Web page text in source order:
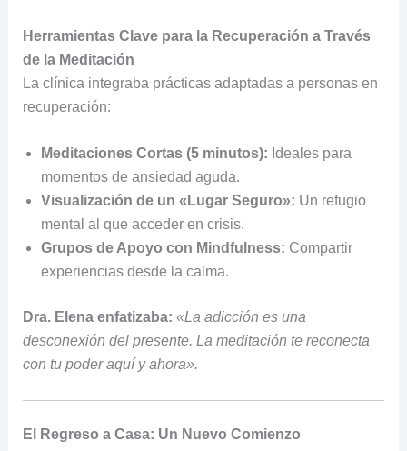
Herramientas Clave para la Recuperación a Través
de la Meditación
La clínica integraba prácticas adaptadas a personas en
recuperación:
Meditaciones Cortas (5 minutos): Ideales para
momentos de ansiedad aguda.
Visualización de un «Lugar Seguro»: Un refugio
mental al que acceder en crisis.
Grupos de Apoyo con Mindfulness: Compartir
experiencias desde la calma.
Dra. Elena enfatizaba: «La adicción es una
desconexión del presente. La meditación te reconecta
con tu poder aquí y ahora».
El Regreso a Casa: Un Nuevo Comienzo